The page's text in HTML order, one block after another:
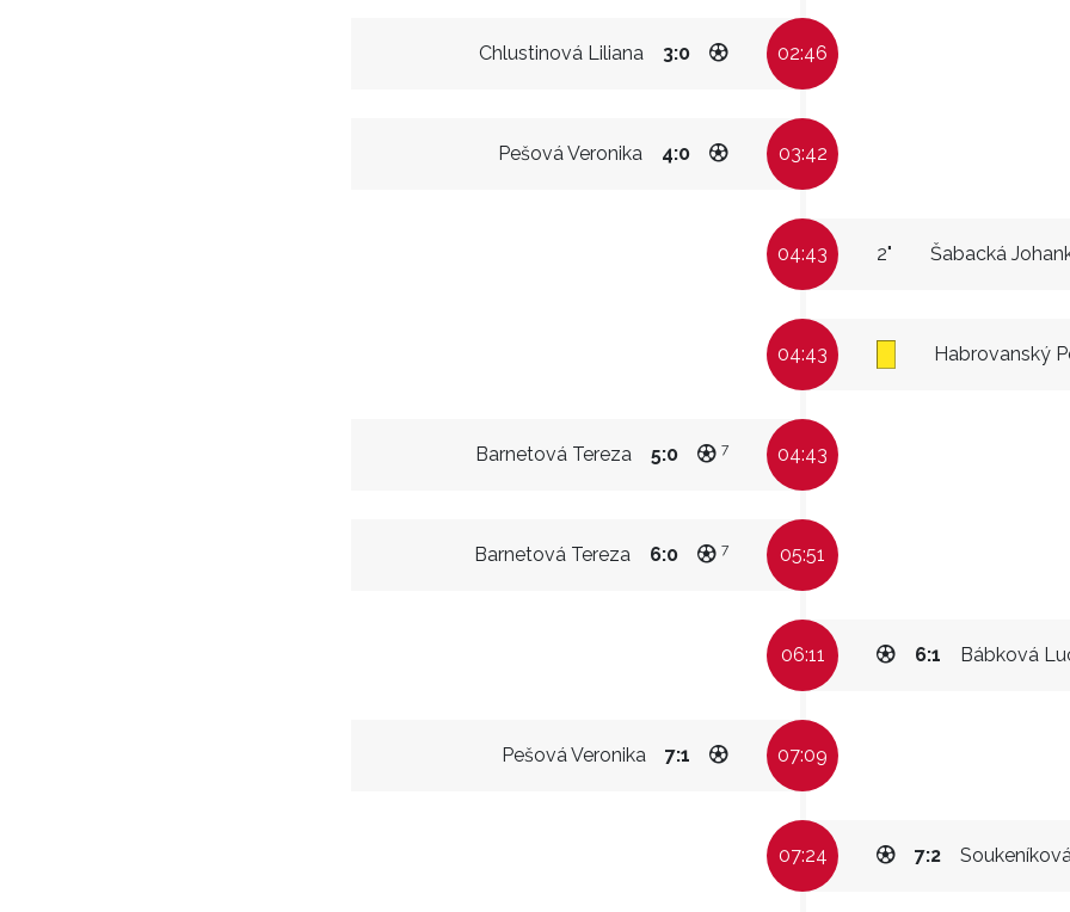
Chlustinová Liliana 3:0 02:46
Pešová Veronika 4:0 03:42
04:43 Šabacká
2"
04:43 Habrovanský
Barnetová Tereza 5:0 7 04:43
Barnetová Tereza 6:0 7 05:51
06:11 Bábková
6:1
Pešová Veronika 7:1 07:09
07:24 7:2